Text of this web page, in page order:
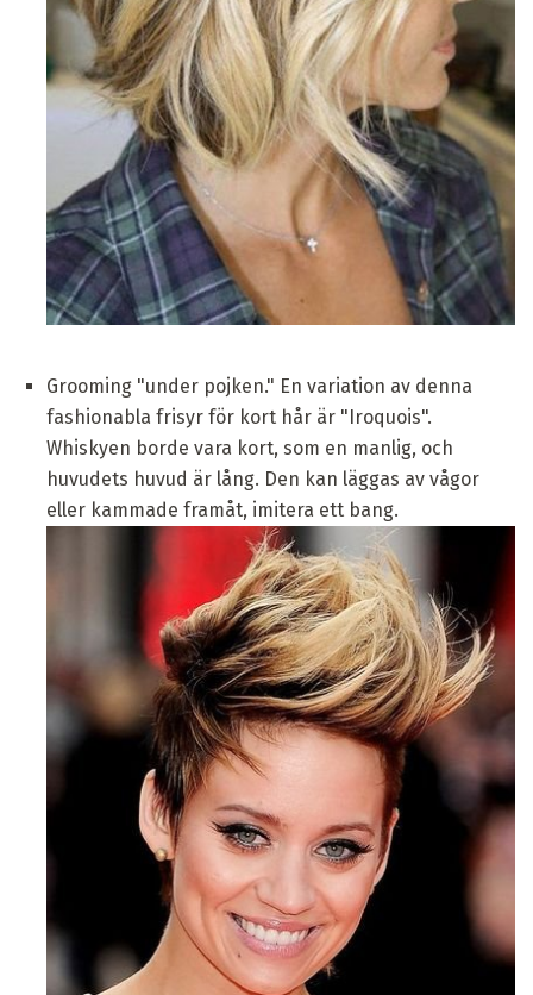
Grooming "under pojken." En variation av denna
fashionabla frisyr för kort hår är "Iroquois".
Whiskyen borde vara kort, som en manlig, och
huvudets huvud är lång. Den kan läggas av vågor
eller kammade framåt, imitera ett bang.